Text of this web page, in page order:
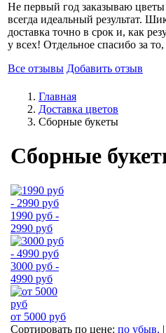
Не первый год заказываю
всегда идеальный результат.
доставка точно в срок и, как
у всех! Отдельное спасибо за
Все отзывы Добавить отзыв
Главная
Доставка цветов
Сборные букеты
Сборные
1990 руб -
2990 руб
3000 руб -
4990 руб
от 5000 руб
Сортировать по цене: по убыв. |